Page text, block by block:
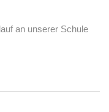
an unserer Schule